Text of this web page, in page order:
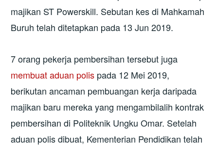
majikan ST Powerskill. Sebutan kes di Mahkamah
Buruh telah ditetapkan pada 13 Jun 2019.
7 orang pekerja pembersihan tersebut juga
membuat aduan polis pada 12 Mei 2019,
berikutan ancaman pembuangan kerja daripada
majikan baru mereka yang mengambilalih kontrak
pembersihan di Politeknik Ungku Omar. Setelah
aduan polis dibuat, Kementerian Pendidikan telah